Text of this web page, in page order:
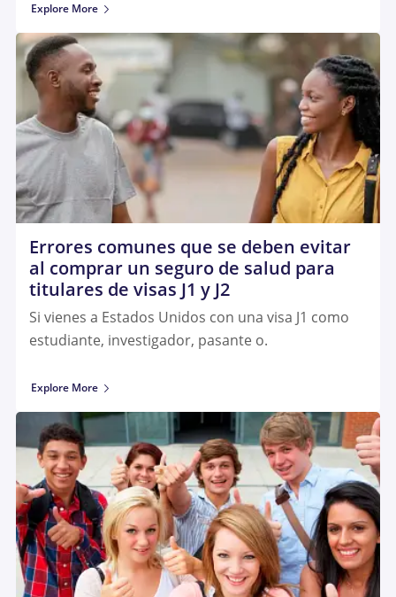
Explore More
Errores comunes que se deben evitar
al comprar un seguro de salud para
titulares de visas J1 y J2
Si vienes a Estados Unidos con una visa J1 como
estudiante, investigador, pasante o.
Explore More